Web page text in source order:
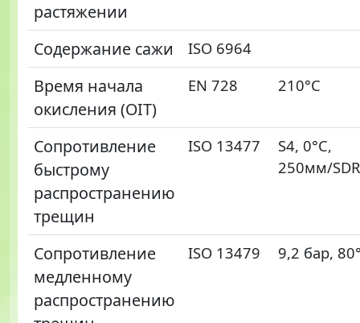
растяжении
Содержание сажи ISO 6964
Время начала
окисления (OIT)
EN 728 210°C
Сопротивление
быстрому
распространению
трещин
ISO 13477
S4, 0°C,
250мм/
Сопротивление
медленному
распространению
ISO 13479 9,2 бар,